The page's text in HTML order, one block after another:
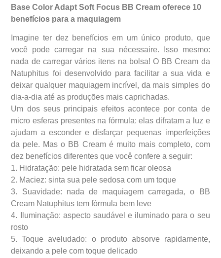
Base Color Adapt Soft Focus BB Cream oferece 10
benefícios para a maquiagem
Imagine ter dez benefícios em um único produto, que
você pode carregar na sua nécessaire. Isso mesmo:
nada de carregar vários itens na bolsa! O BB Cream da
Natuphitus foi desenvolvido para facilitar a sua vida e
deixar qualquer maquiagem incrível, da mais simples do
dia-a-dia até as produções mais caprichadas.
Um dos seus principais efeitos acontece por conta de
micro esferas presentes na fórmula: elas difratam a luz e
ajudam a esconder e disfarçar pequenas imperfeições
da pele. Mas o BB Cream é muito mais completo, com
dez benefícios diferentes que você confere a seguir:
1. Hidratação: pele hidratada sem ficar oleosa
2. Maciez: sinta sua pele sedosa com um toque
3. Suavidade: nada de maquiagem carregada, o BB
Cream Natuphitus tem fórmula bem leve
4. Iluminação: aspecto saudável e iluminado para o seu
rosto
5. Toque aveludado: o produto absorve rapidamente,
deixando a pele com toque delicado